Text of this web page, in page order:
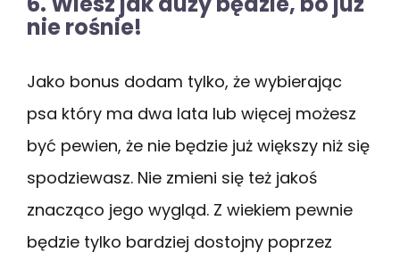
nie rośnie!
Jako bonus dodam tylko, że wybierając
psa który ma dwa lata lub więcej możesz
być pewien, że nie będzie już większy niż się
spodziewasz. Nie zmieni się też jakoś
znacząco jego wygląd. Z wiekiem pewnie
będzie tylko bardziej dostojny poprzez